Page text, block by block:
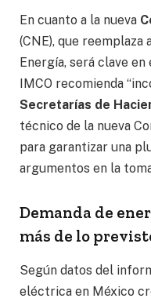
En cuanto a la nueva
(CNE), que reemplaza
Energía, será clave
IMCO recomienda
Secretarías de
técnico de la nueva
para garantizar una
argumentos en la
Demanda de
más de lo
Según datos del
eléctrica en México